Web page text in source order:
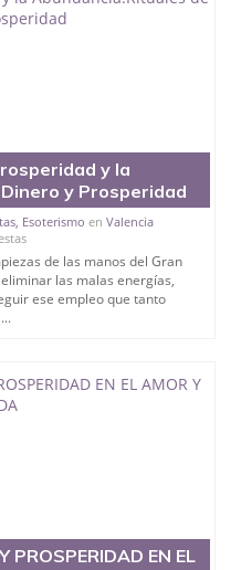
y la
y Prosperidad
Esoterismo enValencia
de las manos del Gran
las malas energías,
ese empleo que tanto
PROSPERIDAD EN EL